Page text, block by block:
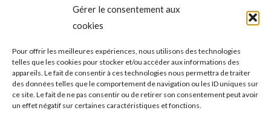
Gérer le consentement aux
cookies
Pour offrir les meilleures expériences, nous utilisons des technologies
telles que les cookies pour stocker et/ou accéder aux informations des
appareils. Le fait de consentir à ces technologies nous permettra de traiter
des données telles que le comportement de navigation ou les ID uniques sur
ce site. Le fait de ne pas consentir ou de retirer son consentement peut avoir
un effet négatif sur certaines caractéristiques et fonctions.
Mentions Légales
Conditions Générales de Ventes
Contact
Mon compte